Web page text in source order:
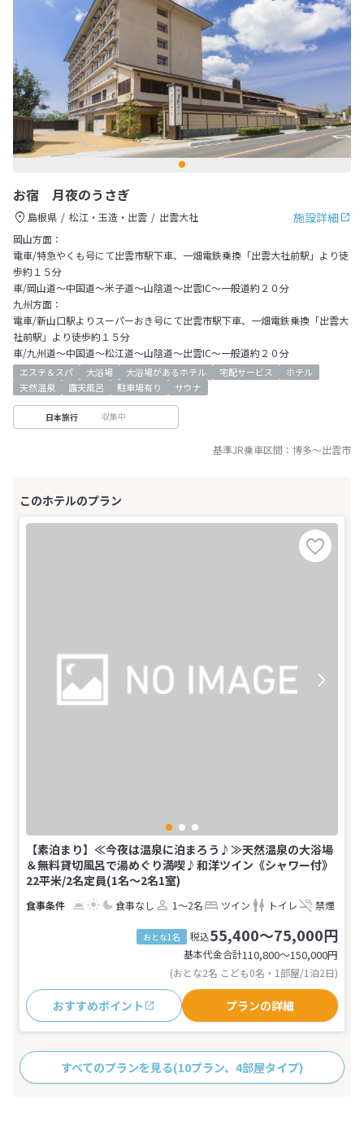
お宿 月夜のうさぎ
施設詳細
島根県 松江・玉造・出雲
出雲大社
岡山方面：
電車/特急やくも号にて出雲市駅下車、一畑電鉄乗換「出雲大社前駅」より徒
歩約１５分
車/岡山道～中国道～米子道～山陰道～出雲IC～一般道約２０分
九州方面：
電車/新山口駅よりスーパーおき号にて出雲市駅下車、一畑電鉄乗換「出雲大
社前駅」より徒歩約１５分
車/九州道～中国道～松江道～山陰道～出雲IC～一般道約２０分
エステ＆スパ 大浴場 大浴場があるホテル 宅配サービス
ホテル
天然温泉
露天風呂 駐車場有り サウナ
日本旅行 収集中
基準JR乗車区間： 博多～出雲市
【素泊まり】≪今夜は温泉に泊まろう♪≫天然温泉の大浴場
＆無料貸切風呂で湯めぐり満喫♪和洋ツイン《シャワー付》
22平米/2名定員(1名～2名1室)
食事なし 1～2名 ツイン トイレ 禁煙
おとな1名 税込55,400～75,000円
基本代金合計110,800〜150,000円
(おとな2名 こども0名・1部屋/1泊2日)
おすすめポイント プランの詳細
すべてのプランを見る(10プラン、4部屋タイプ)